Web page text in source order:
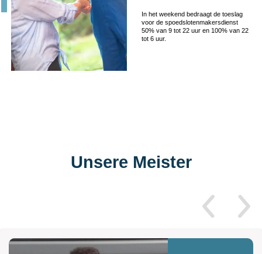
In het weekend bedraagt de toeslag
voor de spoedslotenmakersdienst
50% van 9 tot 22 uur en 100% van 22
tot 6 uur.
Unsere Meister